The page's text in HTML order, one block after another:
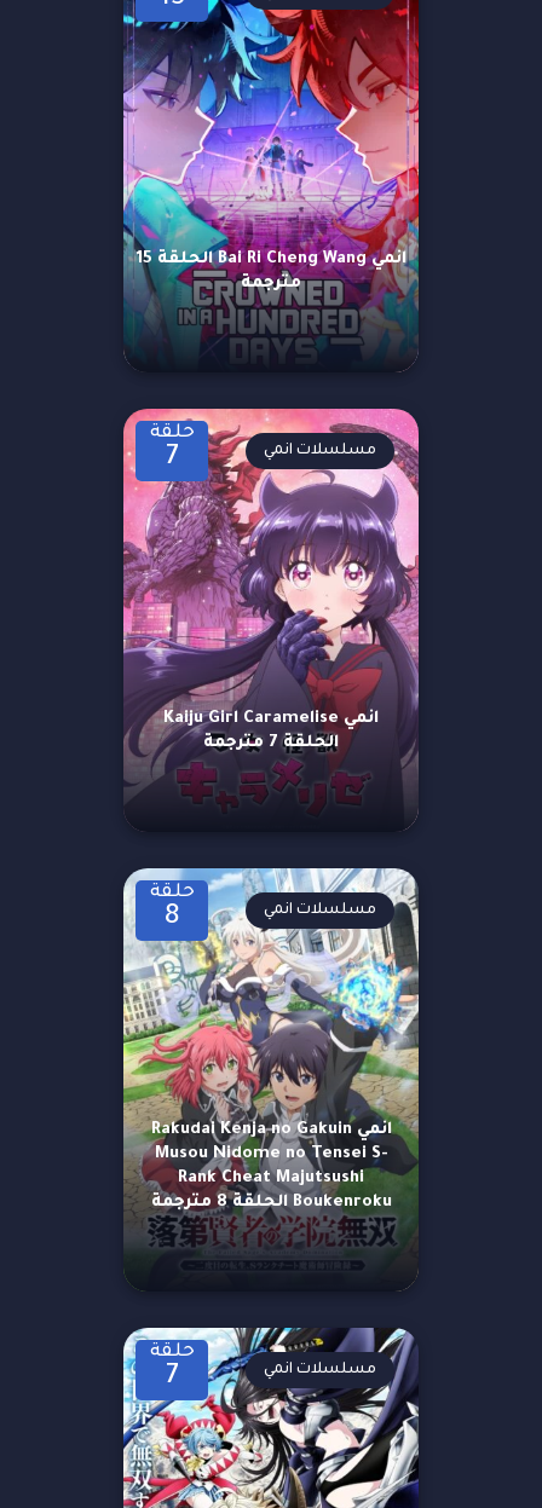
انمي Bai Ri Cheng Wang الحلقة 15
مترجمة
حلقة
7
انمي Kaiju Girl Caramelise
الحلقة 7 مترجمة
مسلسلات انمي
حلقة
8
انمي Rakudai Kenja no Gakuin
Musou Nidome no Tensei S-
Rank Cheat Majutsushi
Boukenroku الحلقة 8 مترجمة
مسلسلات انمي
حلقة
7 مسلسلات انمي